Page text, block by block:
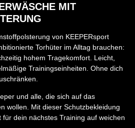
MIT
von KEEPERsport
Torhüter im Alltag brauchen:
hohem Tragekomfort. Leicht,
Trainingseinheiten. Ohne dich
und alle, die sich auf das
wollen. Mit dieser Schutzbekleidung
dein nächstes Training auf weichen